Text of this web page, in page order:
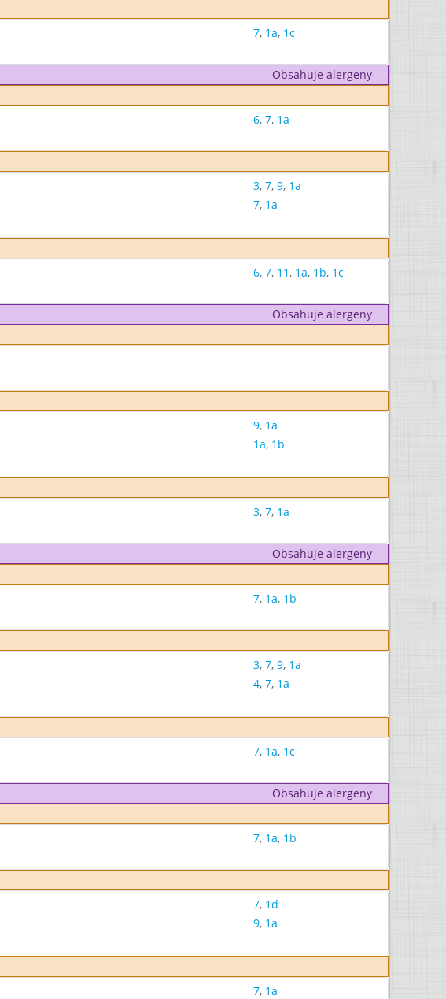
7, 1a, 1c
Obsahuje alergeny
6, 7, 1a
3, 7, 9, 1a
7, 1a
6, 7, 11, 1a, 1b, 1c
Obsahuje alergeny
9, 1a
1a, 1b
3, 7, 1a
Obsahuje alergeny
7, 1a, 1b
3, 7, 9, 1a
4, 7, 1a
7, 1a, 1c
Obsahuje alergeny
7, 1a, 1b
7, 1d
9, 1a
7, 1a